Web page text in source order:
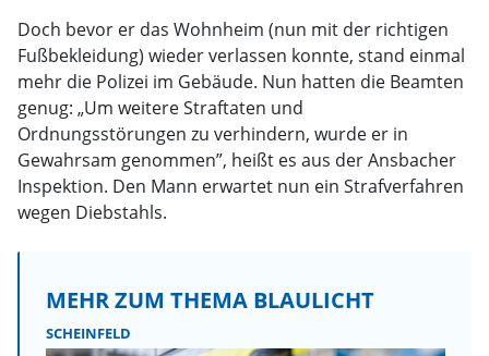
Doch bevor er das Wohnheim (nun mit der richtigen
Fußbekleidung) wieder verlassen konnte, stand einmal
mehr die Polizei im Gebäude. Nun hatten die Beamten
genug: „Um weitere Straftaten und
Ordnungsstörungen zu verhindern, wurde er in
Gewahrsam genommen”, heißt es aus der Ansbacher
Inspektion. Den Mann erwartet nun ein Strafverfahren
wegen Diebstahls.
MEHR ZUM THEMA BLAULICHT
SCHEINFELD